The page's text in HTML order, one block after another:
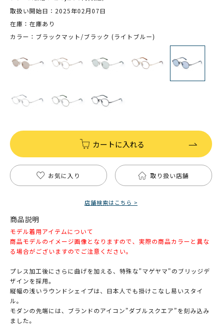
取扱い開始日：2025年02月07日
在庫：在庫あり
カラー：ブラックマット/ブラック (ライトブルー)
カートに入れる
お気に入り 取り扱い店舗
店舗検索はこちら >
商品説明
モデル着用アイテムについて
商品モデルのイメージ画像となりますので、実際の商品カラーと異な
る場合がございますのでご注意ください。
プレス加工後にさらに曲げを加える、特殊な"マゲヤマ"のブリッジデ
ザインを採用。
縦幅の浅いラウンドシェイプは、日本人でも掛けこなし易いスタイ
ル。
モダンの先端には、ブランドのアイコン”ダブルスクエア”を刻み込み
ました。